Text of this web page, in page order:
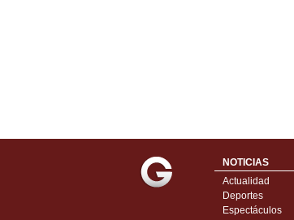
NOTICIAS
Actualidad
Deportes
Espectáculos